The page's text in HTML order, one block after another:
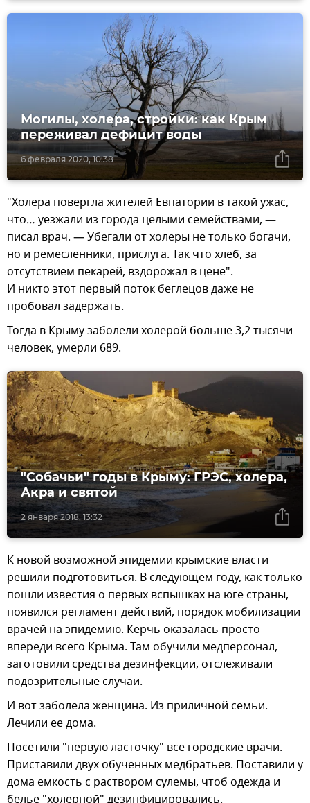
6 февраля 2020, 10:38
Могилы, холера, стройки: как Крым
переживал дефицит воды
"Холера повергла жителей Евпатории в такой ужас,
что… уезжали из города целыми семействами, —
писал врач. — Убегали от холеры не только богачи,
но и ремесленники, прислуга. Так что хлеб, за
отсутствием пекарей, вздорожал в цене".
И никто этот первый поток беглецов даже не
пробовал задержать.
Тогда в Крыму заболели холерой больше 3,2 тысячи
человек, умерли 689.
2 января 2018, 13:32
"Собачьи" годы в Крыму: ГРЭС, холера,
Акра и святой
К новой возможной эпидемии крымские власти
решили подготовиться. В следующем году, как только
пошли известия о первых вспышках на юге страны,
появился регламент действий, порядок мобилизации
врачей на эпидемию. Керчь оказалась просто
впереди всего Крыма. Там обучили медперсонал,
заготовили средства дезинфекции, отслеживали
подозрительные случаи.
И вот заболела женщина. Из приличной семьи.
Лечили ее дома.
Посетили "первую ласточку" все городские врачи.
Приставили двух обученных медбратьев. Поставили у
дома емкость с раствором сулемы, чтоб одежда и
белье "холерной" дезинфицировались.